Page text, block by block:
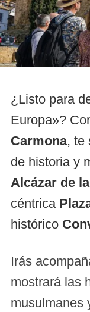
¿Listo para
Europa»?
Carmona, te
de historia y
Alcázar de
céntrica
histórico
Irás
mostrará las
musulmanes